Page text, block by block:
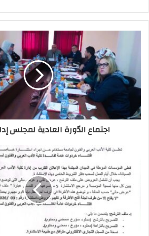
اجتماع الدّورة العادية لمجلس